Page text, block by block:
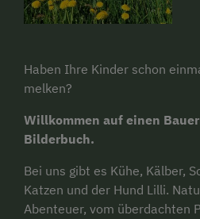
Haben Ihre Kinder schon
melken?
Willkommen auf einen
Bilderbuch.
Bei uns gibt es Kühe, Kälber,
Katzen und der Hund Lilli.
Abenteuer, vom überdachten